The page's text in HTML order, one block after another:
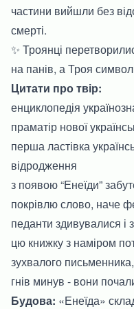
частини вийшли без
смерті.
✨ Троянці
на панів, а Троя
Цитати про твір:
енциклопедія
праматір нової
перша ластівка
відродження
з появою “Енеїди”
покрівлю слово, наче
педанти здивувалися
цю книжку з наміром
зухвалого
гнів минув - вони
Будова: «Енеїда»